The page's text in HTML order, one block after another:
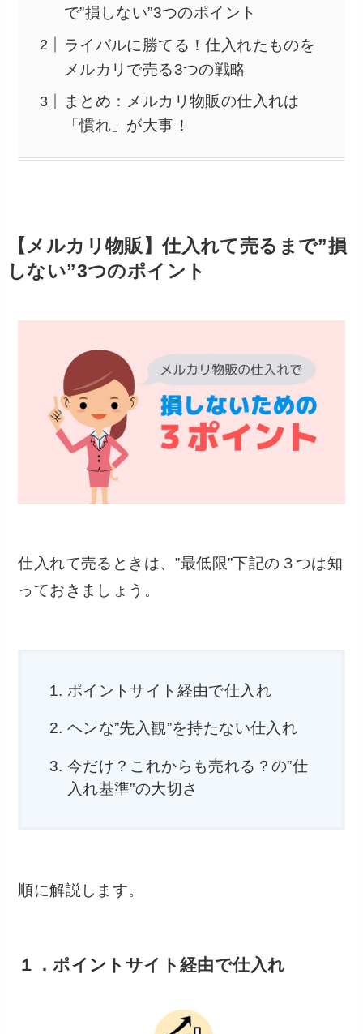
で”損しない”3つのポイント
ライバルに勝てる！仕入れたものを
メルカリで売る3つの戦略
まとめ：メルカリ物販の仕入れは
「慣れ」が大事！
【メルカリ物販】仕入れて売るまで”損
しない”3つのポイント
仕入れて売るときは、”最低限”下記の３つは知
っておきましょう。
ポイントサイト経由で仕入れ
ヘンな”先入観”を持たない仕入れ
今だけ？これからも売れる？の”仕
入れ基準”の大切さ
順に解説します。
１．ポイントサイト経由で仕入れ